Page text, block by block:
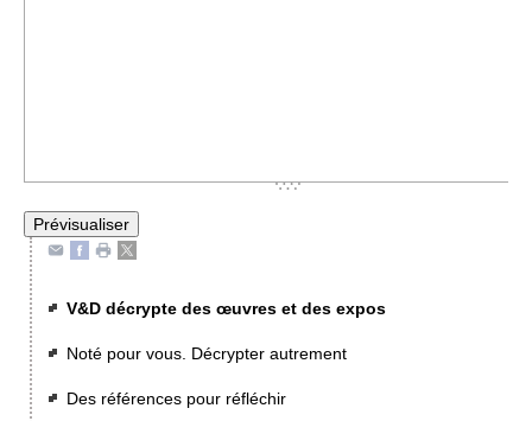
V&D décrypte des œuvres et des expos
Noté pour vous. Décrypter autrement
Des références pour réfléchir